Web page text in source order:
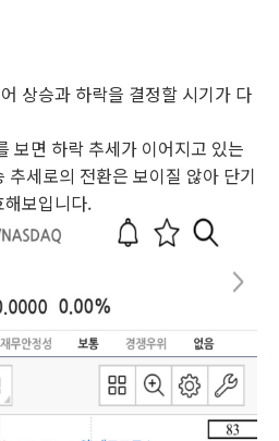
상승과 하락을 결정할 시기가 다
보면 하락 추세가 이어지고 있는
세로의 전환은 보이질 않아 단기
보입니다.